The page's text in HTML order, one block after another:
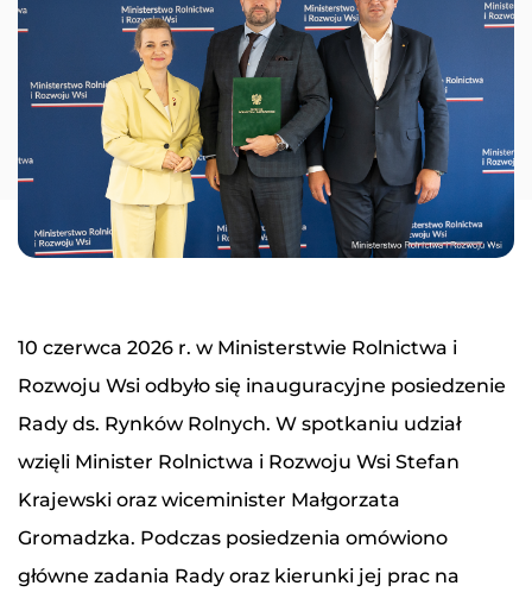
10 czerwca 2026 r. w Ministerstwie Rolnictwa i
Rozwoju Wsi odbyło się inauguracyjne posiedzenie
Rady ds. Rynków Rolnych. W spotkaniu udział
wzięli Minister Rolnictwa i Rozwoju Wsi Stefan
Krajewski oraz wiceminister Małgorzata
Gromadzka. Podczas posiedzenia omówiono
główne zadania Rady oraz kierunki jej prac na